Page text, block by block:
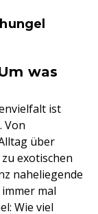
was
ist
Von
über
exotischen
naheliegende
mal
Wie viel